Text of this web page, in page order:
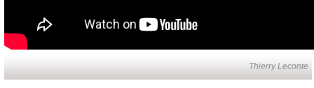
Thierry Leconte